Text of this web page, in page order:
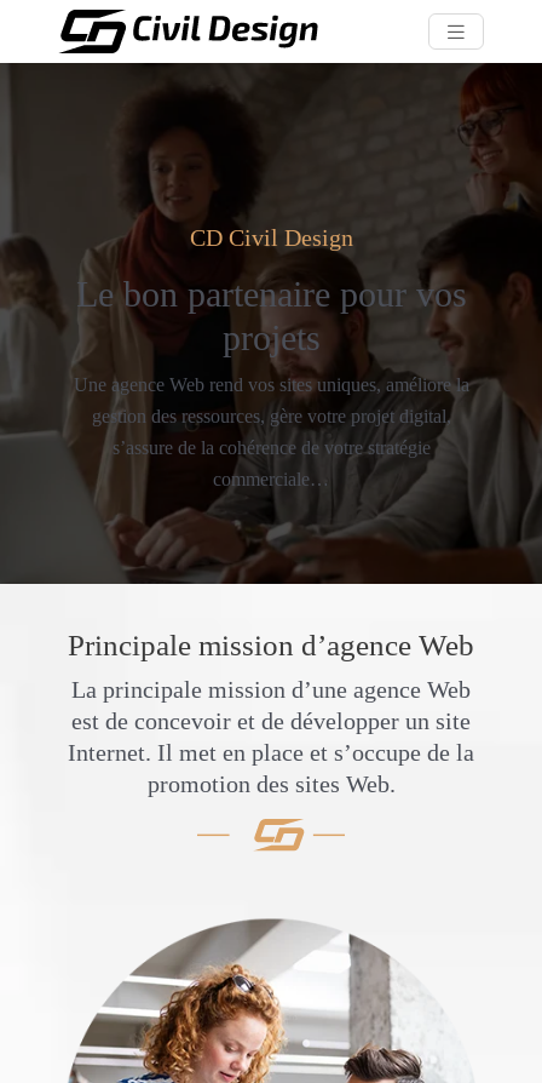
CD Civil Design
Le bon partenaire pour vos
projets
Une agence Web rend vos sites uniques, améliore la
gestion des ressources, gère votre projet digital,
s’assure de la cohérence de votre stratégie
commerciale…
Principale mission d’agence Web
La principale mission d’une agence Web
est de concevoir et de développer un site
Internet. Il met en place et s’occupe de la
promotion des sites Web.